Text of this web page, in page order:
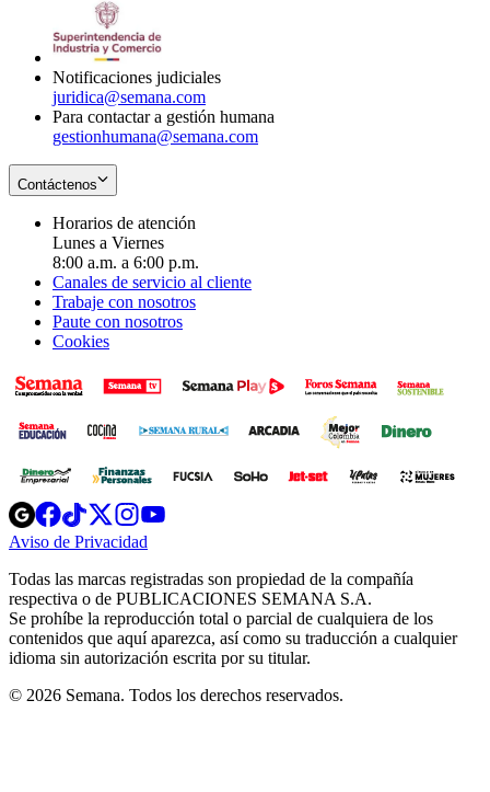
Notificaciones judiciales
juridica@semana.com
Para contactar a gestión humana
gestionhumana@semana.com
Contáctenos
Horarios de atención
Lunes a Viernes
8:00 a.m. a 6:00 p.m.
Canales de servicio al cliente
Trabaje con nosotros
Paute con nosotros
Cookies
Opens
in
new
Opens
in
new
Opens
in
new
window
Opens
new
windowwindow
Aviso de Privacidad
new
window
Todas las marcas registradas son propiedad de la compañía
respectiva o de PUBLICACIONES SEMANA S.A.
Se prohíbe la reproducción total o parcial de cualquiera de los
contenidos que aquí aparezca, así como su traducción a cualquier
idioma sin autorización escrita por su titular.
© 2026 Semana. Todos los derechos reservados.